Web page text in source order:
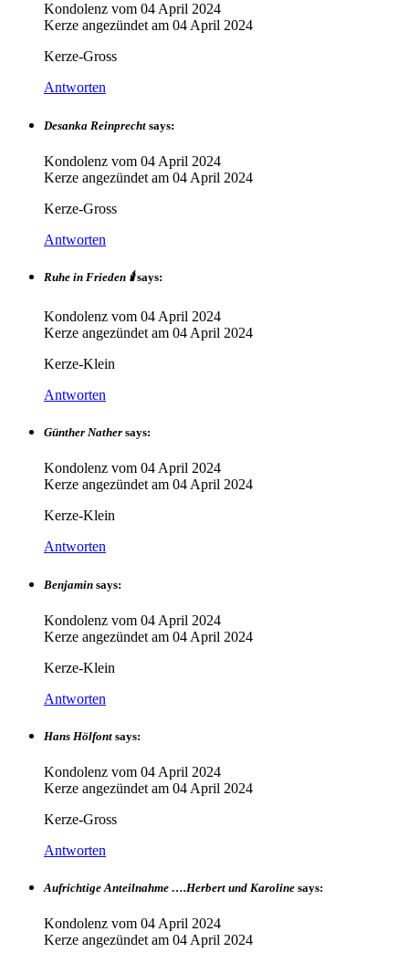
Kondolenz vom 04 April 2024
Kerze angezündet am 04 April 2024
Kerze-Gross
Antworten
Desanka Reinprecht says:
Kondolenz vom 04 April 2024
Kerze angezündet am 04 April 2024
Kerze-Gross
Antworten
Ruhe in Frieden 🕯️ says:
Kondolenz vom 04 April 2024
Kerze angezündet am 04 April 2024
Kerze-Klein
Antworten
Günther Nather says:
Kondolenz vom 04 April 2024
Kerze angezündet am 04 April 2024
Kerze-Klein
Antworten
Benjamin says:
Kondolenz vom 04 April 2024
Kerze angezündet am 04 April 2024
Kerze-Klein
Antworten
Hans Hölfont says:
Kondolenz vom 04 April 2024
Kerze angezündet am 04 April 2024
Kerze-Gross
Antworten
Aufrichtige Anteilnahme ….Herbert und Karoline says:
Kondolenz vom 04 April 2024
Kerze angezündet am 04 April 2024